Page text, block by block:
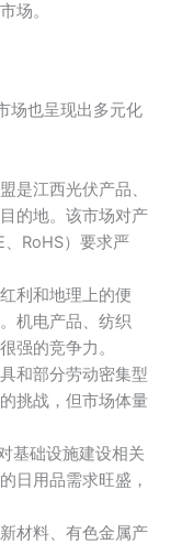
场。
场也呈现出多元化
是江西光伏产品、
的地。该市场对产
RoHS）要求严
利和地理上的便
机电产品、纺织
强的竞争力。
和部分劳动密集型
挑战，但市场体量
基础设施建设相关
日用品需求旺盛，
材料、有色金属产